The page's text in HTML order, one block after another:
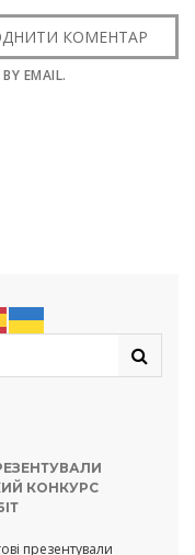
EMAIL.
КОНКУРС
презентували